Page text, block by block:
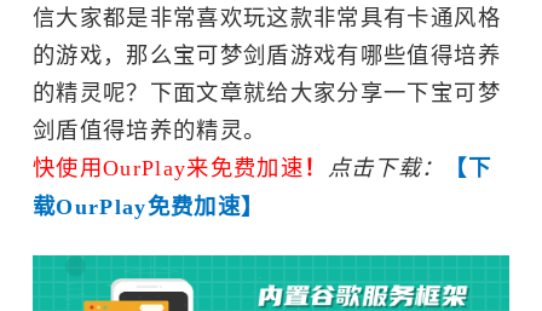
信大家都是非常喜欢玩这款非常具有卡通风格
的游戏，那么宝可梦剑盾游戏有哪些值得培养
的精灵呢？下面文章就给大家分享一下宝可梦
剑盾值得培养的精灵。
快使用OurPlay来免费加速 ！ 点击下载：
【下
载OurPlay免费加速】